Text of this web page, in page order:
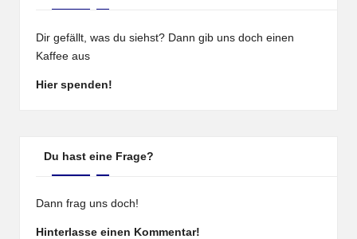
Dir gefällt, was du siehst? Dann gib uns doch einen
Kaffee aus
Hier spenden!
Du hast eine Frage?
Dann frag uns doch!
Hinterlasse einen Kommentar!